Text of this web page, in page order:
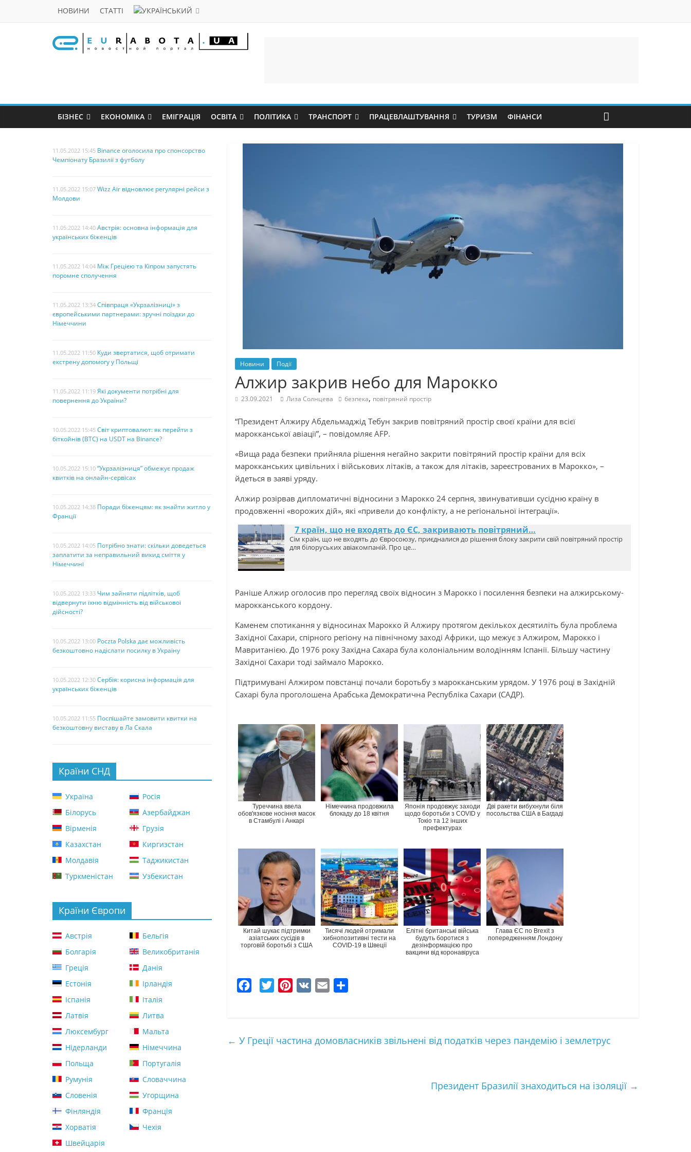
НОВИНИ СТАТТІ
БІЗНЕС ЕКОНОМІКА ЕМІГРАЦІЯ ОСВІТА ПОЛІТИКА ТРАНСПОРТ ПРАЦЕВЛАШТУВАННЯ ТУРИЗМ ФІНАНСИ
Новини Події
Алжир закрив небо для Марокко
23.09.2021 Лиза Солнцева безпека, повітряний простір
“Президент Алжиру Абдельмаджід Тебун закрив повітряний простір своєї країни для всієї
марокканської авіації”, – повідомляє AFP.
«Вища рада безпеки прийняла рішення негайно закрити повітряний простір країни для всіх
марокканських цивільних і військових літаків, а також для літаків, зареєстрованих в Марокко», –
йдеться в заяві уряду.
Алжир розірвав дипломатичні відносини з Марокко 24 серпня, звинувативши сусідню країну в
продовженні «ворожих дій», які «привели до конфлікту, а не регіональної інтеграції».
7 країн, що не входять до ЄС, закривають повітряний…
Сім країн, що не входять до Євросоюзу, приєдналися до рішення блоку закрити свій повітряний простір
для білоруських авіакомпаній. Про це…
Раніше Алжир оголосив про перегляд своїх відносин з Марокко і посилення безпеки на алжирському-
марокканського кордону.
Каменем спотикання у відносинах Марокко й Алжиру протягом декількох десятиліть була проблема
Західної Сахари, спірного регіону на північному заході Африки, що межує з Алжиром, Марокко і
Мавританією. До 1976 року Західна Сахара була колоніальним володінням Іспанії. Більшу частину
Західної Сахари тоді займало Марокко.
Підтримувані Алжиром повстанці почали боротьбу з марокканським урядом. У 1976 році в Західній
Сахарі була проголошена Арабська Демократична Республіка Сахари (САДР).
Туреччина ввела
обов'язкове носіння масок
в Стамбулі і Анкарі
Німеччина продовжила
блокаду до 18 квітня
Японія продовжує заходи
щодо боротьби з COVID у
Токіо та 12 інших
префектурах
Дві ракети вибухнули біля
посольства США в Багдаді
Китай шукає підтримки
азіатських сусідів в
торговій боротьбі з США
Тисячі людей отримали
хибнопозитивні тести на
COVID-19 в Швеції
Елітні британські війська
будуть боротися з
дезінформацією про
вакцини від коронавіруса
Глава ЄС по Brexit з
попередженням Лондону
b
t
e
l
к
← У Греції частина домовласників звільнені від податків через пандемію і землетрус
Президент Бразилії знаходиться на ізоляції →
11.05.2022 15:45 Binance оголосила про спонсорство
Чемпіонату Бразилії з футболу
11.05.2022 15:07 Wizz Air відновлює регулярні рейси з
Молдови
11.05.2022 14:40 Австрія: основна інформація для
українських біженців
11.05.2022 14:04 Між Грецією та Кіпром запустять
поромне сполучення
11.05.2022 13:34 Співпраця «Укрзалізниці» з
європейськими партнерами: зручні поїздки до
Німеччини
11.05.2022 11:50 Куди звертатися, щоб отримати
екстрену допомогу у Польщі
11.05.2022 11:19 Які документи потрібні для
повернення до України?
10.05.2022 15:45 Світ криптовалют: як перейти з
біткойнів (BTC) на USDT на Binance?
10.05.2022 15:10 “Укрзалізниця” обмежує продаж
квитків на онлайн-сервісах
10.05.2022 14:38 Поради біженцям: як знайти житло у
Франції
10.05.2022 14:05 Потрібно знати: скільки доведеться
заплатити за неправильний викид сміття у
Німеччині
10.05.2022 13:33 Чим зайняти підлітків, щоб
відвернути їхню відмінність від військової
дійсності?
10.05.2022 13:00 Poczta Polska дає можливість
безкоштовно надіслати посилку в Україну
10.05.2022 12:30 Сербія: корисна інформація для
українських біженців
10.05.2022 11:55 Поспішайте замовити квитки на
безкоштовну виставу в Ла Скала
Країни СНД
Україна
Росія
Білорусь
Азербайджан
Вірменія
Грузія
Казахстан
Киргизстан
Молдавія
Таджикистан
Туркменістан
Узбекистан
Країни Європи
Австрія
Бельгія
Болгарія
Великобританія
Греція
Данія
Естонія
Ірландія
Іспанія
Італія
Латвія
Литва
Люксембург
Мальта
Нідерланди
Німеччина
Польща
Португалія
Румунія
Словаччина
Словенія
Угорщина
Фінляндія
Франція
Хорватія
Чехія
Швейцарія